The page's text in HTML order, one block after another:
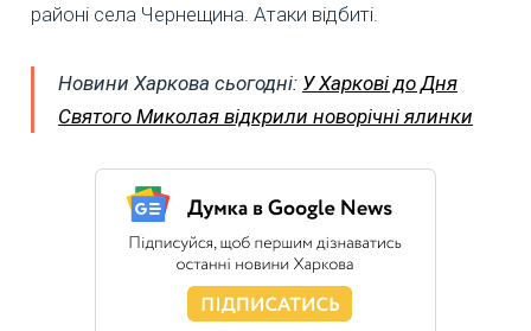
районі села Чернещина. Атаки відбиті.
Новини Харкова сьогодні: У Харкові до Дня
Святого Миколая відкрили новорічні ялинки